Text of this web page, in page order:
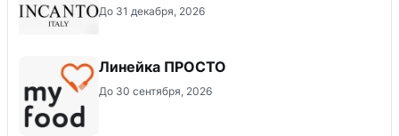
До 31 декабря, 2026
Линейка ПРОСТО
До 30 сентября, 2026